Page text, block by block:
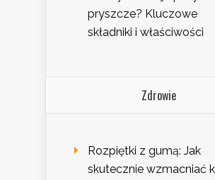
pryszcze? Kluczowe
składniki i właściwości
Zdrowie
Rozpiętki z gumą: Jak
skutecznie wzmacniać